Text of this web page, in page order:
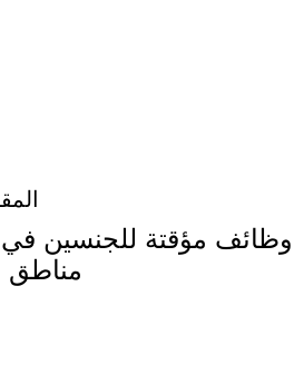
وظائف مؤقتة للجنسين
مناطق